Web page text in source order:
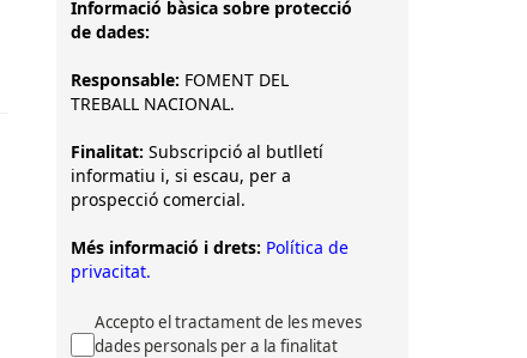
Informació bàsica sobre protecció
de dades:
Responsable: FOMENT DEL
TREBALL NACIONAL.
Finalitat: Subscripció al butlletí
informatiu i, si escau, per a
prospecció comercial.
Més informació i drets: Política de
privacitat.
Accepto el tractament de les meves
dades personals per a la finalitat